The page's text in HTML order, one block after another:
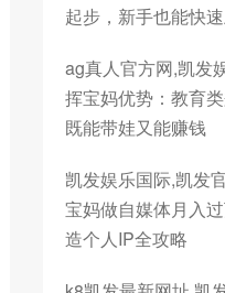
起步，新手也能快
ag真人官方网,凯发
挥宝妈优势：教育
既能带娃又能赚钱
凯发娱乐国际,凯发
宝妈做自媒体月入
造个人IP全攻略